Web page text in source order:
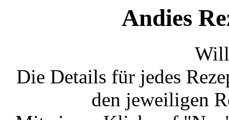
Andies
Die Details für jedes
den jeweiligen